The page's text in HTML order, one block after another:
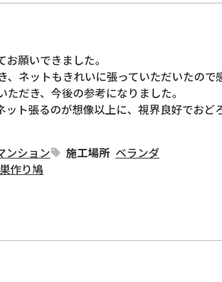
願いできました。
ネットもきれいに張っていただいたので
だき、今後の参考になりました。
ト張るのが想像以上に、視界良好でおど
ンション 施工場所 ベランダ
作り鳩